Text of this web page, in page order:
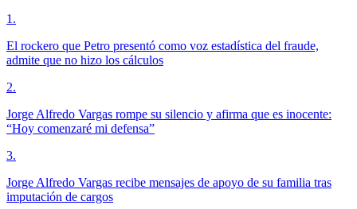
1 .
El rockero que Petro presentó como voz estadística del fraude,
admite que no hizo los cálculos
2.
Jorge Alfredo Vargas rompe su silencio y afirma que es inocente:
“Hoy comenzaré mi defensa”
3.
Jorge Alfredo Vargas recibe mensajes de apoyo de su familia tras
imputación de cargos